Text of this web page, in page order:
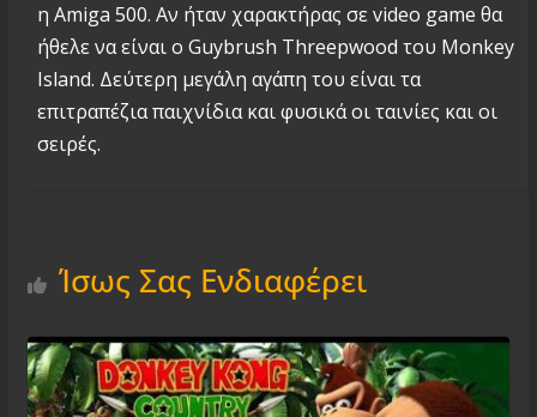
η Amiga 500. Αν ήταν χαρακτήρας σε video game θα
ήθελε να είναι ο Guybrush Threepwood του Monkey
Island. Δεύτερη μεγάλη αγάπη του είναι τα
επιτραπέζια παιχνίδια και φυσικά οι ταινίες και οι
σειρές.
Ίσως Σας Ενδιαφέρει